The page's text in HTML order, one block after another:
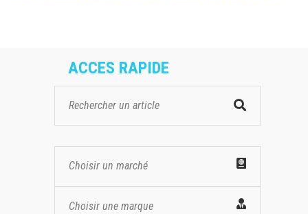
ACCES RAPIDE
Choisir un marché
Choisir une marque